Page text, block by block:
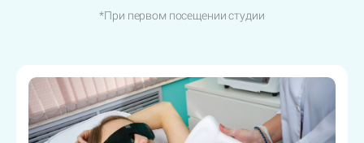
*При первом посещении студии